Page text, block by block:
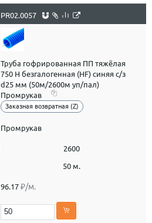
PR02.0057
Труба гофрированная ПП тяжёлая
750 Н безгалогенная (HF) синяя с/з
d25 мм (50м/2600м уп/пал)
Промрукав
Заказная возвратная (Z)
Промрукав
2600
50 м.
96.17 ₽/м.